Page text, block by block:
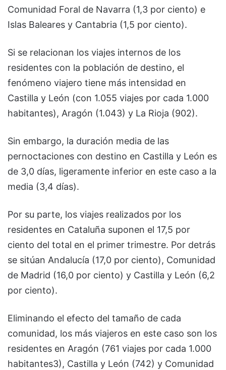
Comunidad Foral de Navarra (1,3 por ciento) e
Islas Baleares y Cantabria (1,5 por ciento).
Si se relacionan los viajes internos de los
residentes con la población de destino, el
fenómeno viajero tiene más intensidad en
Castilla y León (con 1.055 viajes por cada 1.000
habitantes), Aragón (1.043) y La Rioja (902).
Sin embargo, la duración media de las
pernoctaciones con destino en Castilla y León es
de 3,0 días, ligeramente inferior en este caso a la
media (3,4 días).
Por su parte, los viajes realizados por los
residentes en Cataluña suponen el 17,5 por
ciento del total en el primer trimestre. Por detrás
se sitúan Andalucía (17,0 por ciento), Comunidad
de Madrid (16,0 por ciento) y Castilla y León (6,2
por ciento).
Eliminando el efecto del tamaño de cada
comunidad, los más viajeros en este caso son los
residentes en Aragón (761 viajes por cada 1.000
habitantes3), Castilla y León (742) y Comunidad